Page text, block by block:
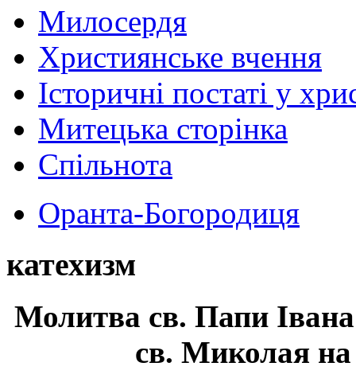
Милосердя
Християнське вчення
Історичні постаті у
Митецька сторінка
Спільнота
Оранта-Богородиця
катехизм
Молитва св. Папи
св. Миколая на